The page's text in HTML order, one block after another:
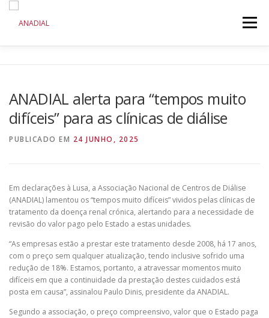
conteúdo
Menu
COMUNICAÇÃO INICIATIVAS
ANADIAL alerta para “tempos muito
difíceis” para as clínicas de diálise
PUBLICADO EM 24 JUNHO, 2025
Em declarações à Lusa, a Associação Nacional de Centros de Diálise
(ANADIAL) lamentou os “tempos muito difíceis” vividos pelas clínicas de
tratamento da doença renal crónica, alertando para a necessidade de
revisão do valor pago pelo Estado a estas unidades.
“As empresas estão a prestar este tratamento desde 2008, há 17 anos,
com o preço sem qualquer atualização, tendo inclusive sofrido uma
redução de 18%. Estamos, portanto, a atravessar momentos muito
difíceis em que a continuidade da prestação destes cuidados está
posta em causa”, assinalou Paulo Dinis, presidente da ANADIAL.
Segundo a associação, o preço compreensivo, valor que o Estado paga